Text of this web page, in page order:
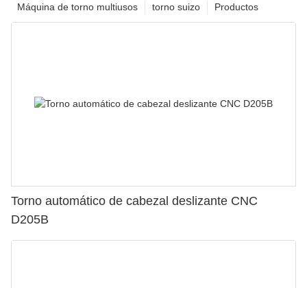
Productos
torno suizo
Máquina de torno multiusos
Torno automático de cabezal deslizante CNC
D205B